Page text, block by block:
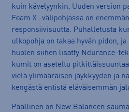
kuin kävelyynkin. Uuden version
Foam X -välipohjassa on
responsiivisuutta. Puhalletusta
ulkopohja on takaa hyvän pidon, ja
huolen siihen lisätty Ndurance-
kumit on aseteltu
vielä ylimääräisen jäykkyyden ja
kengästä entistä eläväisemmän
Päällinen on New Balancen